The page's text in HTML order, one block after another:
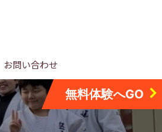
お問い合わせ
無料体験へGO